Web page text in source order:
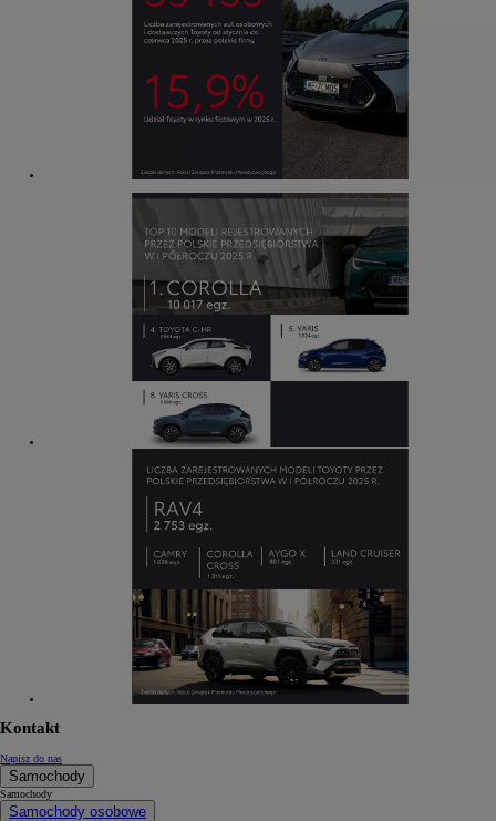
Kontakt
Napisz do nas
Samochody
Samochody
Samochody osobowe